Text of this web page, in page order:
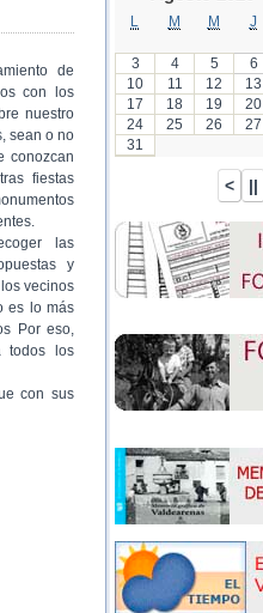
de
con los
nuestro
sean o no
conozcan
fiestas
las
y
vecinos
es lo más
Por eso,
todos los
con sus
M M J
3
4 5 6
10
11 12 13
17
18 19 20
24
25 26 27
31